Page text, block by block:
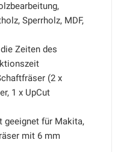
Sperrholz, MDF,
Zeiten des
(2 x
1 x UpCut
geeignet für Makita,
mit 6 mm